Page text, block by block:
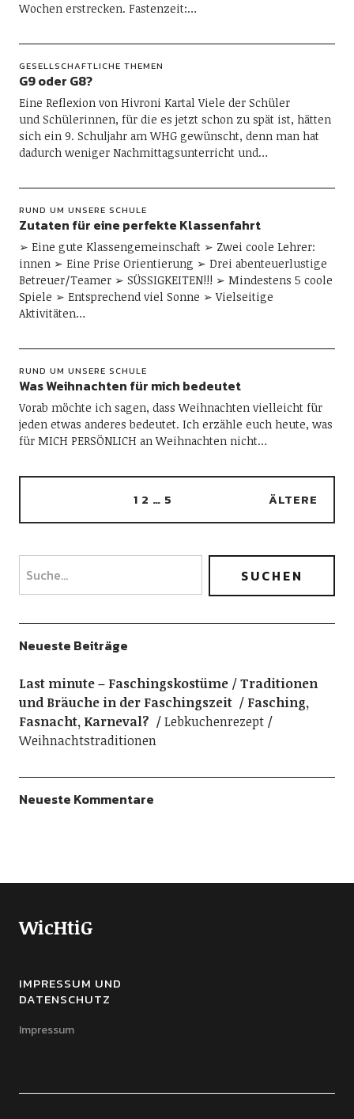
Wochen erstrecken. Fastenzeit:…
GESELLSCHAFTLICHE THEMEN
G9 oder G8?
Eine Reflexion von Hivroni Kartal Viele der Schüler
und Schülerinnen, für die es jetzt schon zu spät ist, hätten
sich ein 9. Schuljahr am WHG gewünscht, denn man hat
dadurch weniger Nachmittagsunterricht und…
RUND UM UNSERE SCHULE
Zutaten für eine perfekte Klassenfahrt
➢ Eine gute Klassengemeinschaft ➢ Zwei coole Lehrer:
innen ➢ Eine Prise Orientierung ➢ Drei abenteuerlustige
Betreuer/Teamer ➢ SÜSSIGKEITEN!!! ➢ Mindestens 5 coole
Spiele ➢ Entsprechend viel Sonne ➢ Vielseitige
Aktivitäten…
RUND UM UNSERE SCHULE
Was Weihnachten für mich bedeutet
Vorab möchte ich sagen, dass Weihnachten vielleicht für
jeden etwas anderes bedeutet. Ich erzähle euch heute, was
für MICH PERSÖNLICH an Weihnachten nicht…
1 2 … 5 ÄLTERE
Neueste Beiträge
Last minute – Faschingskostüme
Traditionen
und Bräuche in der Faschingszeit
Fasching,
Fasnacht, Karneval?
Lebkuchenrezept
Weihnachtstraditionen
Neueste Kommentare
WicHtiG
IMPRESSUM UND
DATENSCHUTZ
Impressum